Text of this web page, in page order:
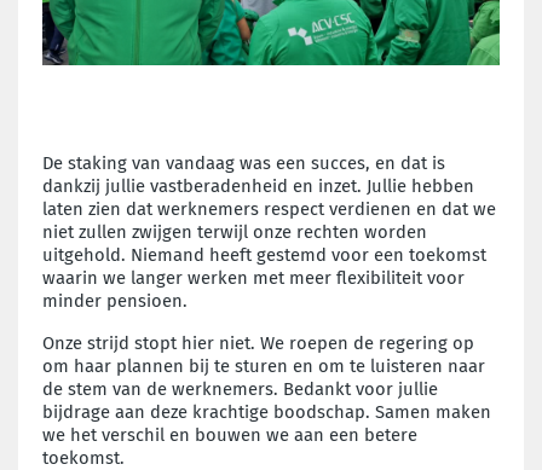
De staking van vandaag was een succes, en dat is
dankzij jullie vastberadenheid en inzet. Jullie hebben
laten zien dat werknemers respect verdienen en dat we
niet zullen zwijgen terwijl onze rechten worden
uitgehold. Niemand heeft gestemd voor een toekomst
waarin we langer werken met meer flexibiliteit voor
minder pensioen.
Onze strijd stopt hier niet. We roepen de regering op
om haar plannen bij te sturen en om te luisteren naar
de stem van de werknemers. Bedankt voor jullie
bijdrage aan deze krachtige boodschap. Samen maken
we het verschil en bouwen we aan een betere
toekomst.